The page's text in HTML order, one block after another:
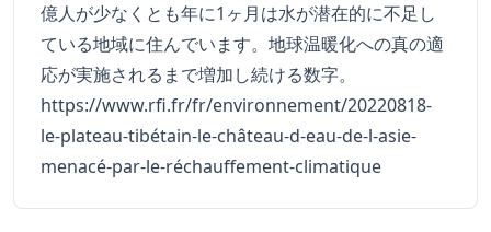
億人が少なくとも年に1ヶ月は水が潜在的に不足し
ている地域に住んでいます。地球温暖化への真の適
応が実施されるまで増加し続ける数字。
https://www.rfi.fr/fr/environnement/20220818-
le-plateau-tibétain-le-château-d-eau-de-l-asie-
menacé-par-le-réchauffement-climatique